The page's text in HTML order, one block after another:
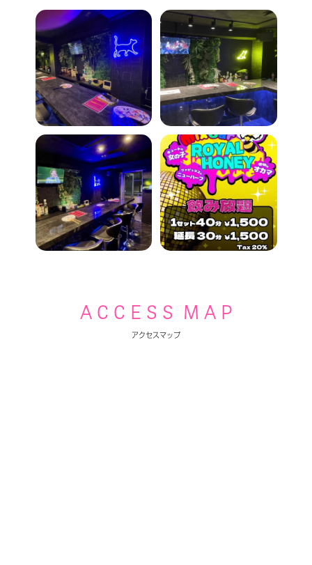
A C C E S S M A P
アクセスマップ